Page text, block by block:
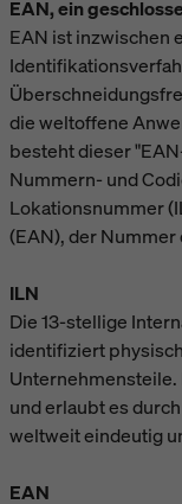
EAN, ein
EAN ist inzwischen
die weltoffene
besteht dieser
Nummern- und
Lokationsnummer
(EAN), der
ILN
Die 13-stellige
identifiziert
Unternehmensteile.
und erlaubt es
weltweit eindeutig
EAN